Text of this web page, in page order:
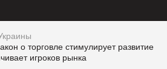
о торговле стимулирует развитие
игроков рынка